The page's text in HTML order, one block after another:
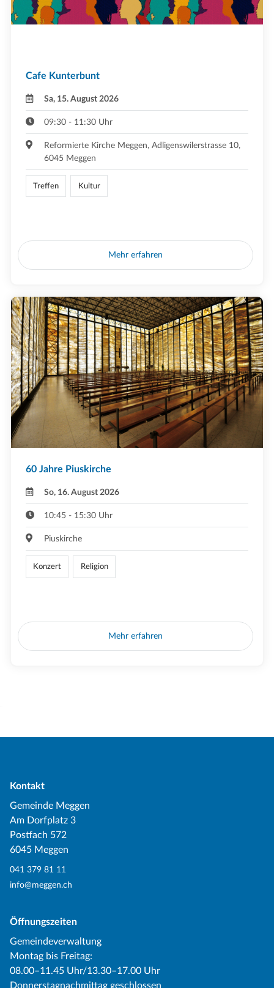
Cafe Kunterbunt
Sa, 15. August 2026
09:30 - 11:30 Uhr
Reformierte Kirche Meggen, Adligenswilerstrasse 10,
6045 Meggen
Treffen Kultur
Mehr erfahren
60 Jahre Piuskirche
So, 16. August 2026
10:45 - 15:30 Uhr
Piuskirche
Konzert Religion
Mehr erfahren
Kontakt
Gemeinde Meggen
Am Dorfplatz 3
Postfach 572
6045 Meggen
041 379 81 11
info@meggen.ch
Öffnungszeiten
Gemeindeverwaltung
Montag bis Freitag:
08.00–11.45 Uhr/13.30–17.00 Uhr
Donnerstagnachmittag geschlossen